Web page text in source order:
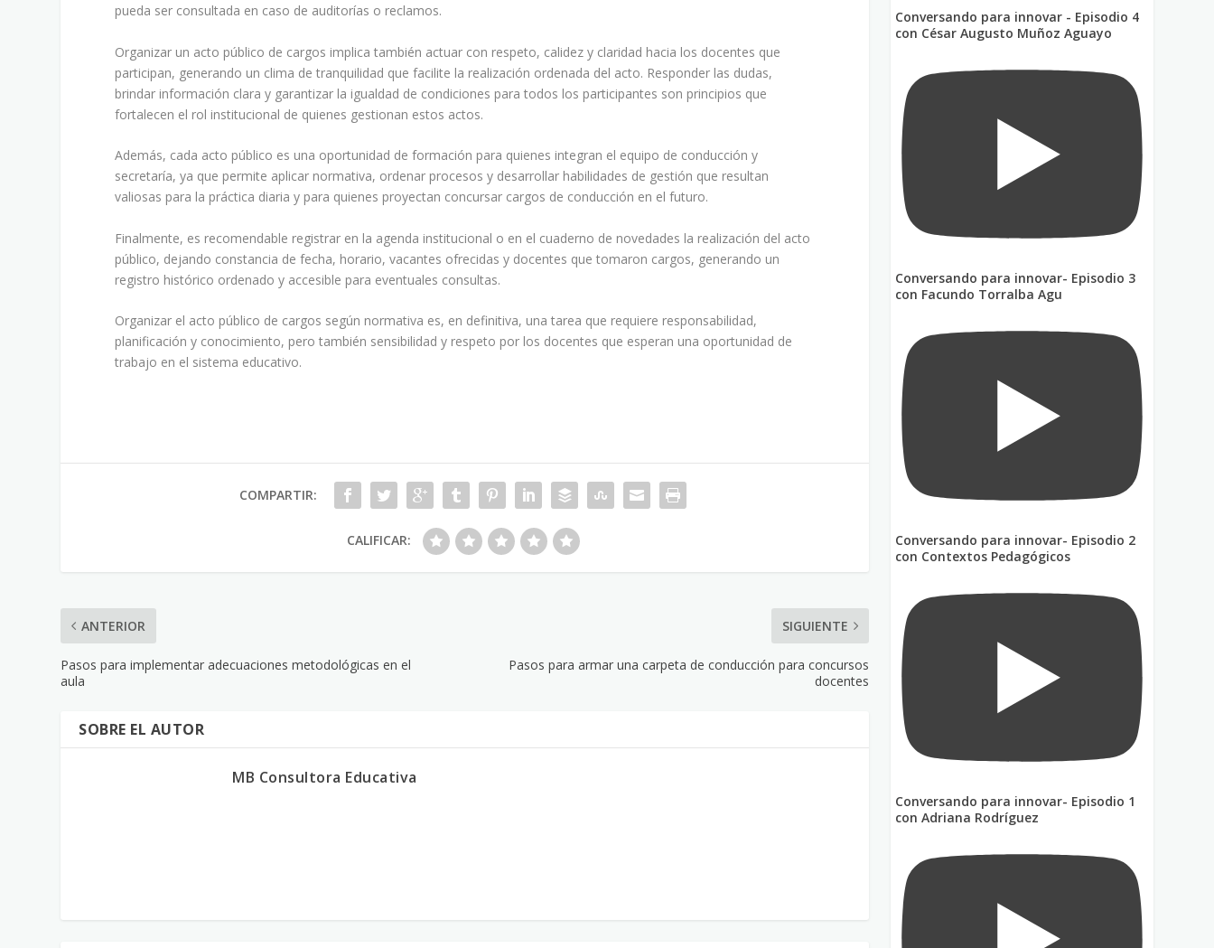
pueda ser consultada en caso de auditorías o reclamos.
Organizar un acto público de cargos implica también actuar con respeto, calidez y claridad hacia los docentes que
participan, generando un clima de tranquilidad que facilite la realización ordenada del acto. Responder las dudas,
brindar información clara y garantizar la igualdad de condiciones para todos los participantes son principios que
fortalecen el rol institucional de quienes gestionan estos actos.
Además, cada acto público es una oportunidad de formación para quienes integran el equipo de conducción y
secretaría, ya que permite aplicar normativa, ordenar procesos y desarrollar habilidades de gestión que resultan
valiosas para la práctica diaria y para quienes proyectan concursar cargos de conducción en el futuro.
Finalmente, es recomendable registrar en la agenda institucional o en el cuaderno de novedades la realización del acto
público, dejando constancia de fecha, horario, vacantes ofrecidas y docentes que tomaron cargos, generando un
registro histórico ordenado y accesible para eventuales consultas.
Organizar el acto público de cargos según normativa es, en definitiva, una tarea que requiere responsabilidad,
planificación y conocimiento, pero también sensibilidad y respeto por los docentes que esperan una oportunidad de
trabajo en el sistema educativo.
COMPARTIR:
CALIFICAR:
ANTERIOR
Pasos para implementar adecuaciones metodológicas en el
aula
SIGUIENTE
Pasos para armar una carpeta de conducción para concursos
docentes
SOBRE EL AUTOR
MB Consultora Educativa
Conversando para innovar - Episodio 4
con César Augusto Muñoz Aguayo
Conversando para innovar- Episodio 3
con Facundo Torralba Agu
Conversando para innovar- Episodio 2
con Contextos Pedagógicos
Conversando para innovar- Episodio 1
con Adriana Rodríguez